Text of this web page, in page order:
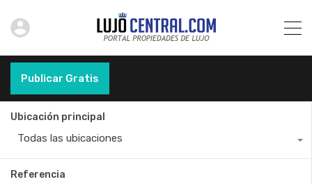
Publicar Gratis
Ubicación principal
Todas las ubicaciones
Referencia